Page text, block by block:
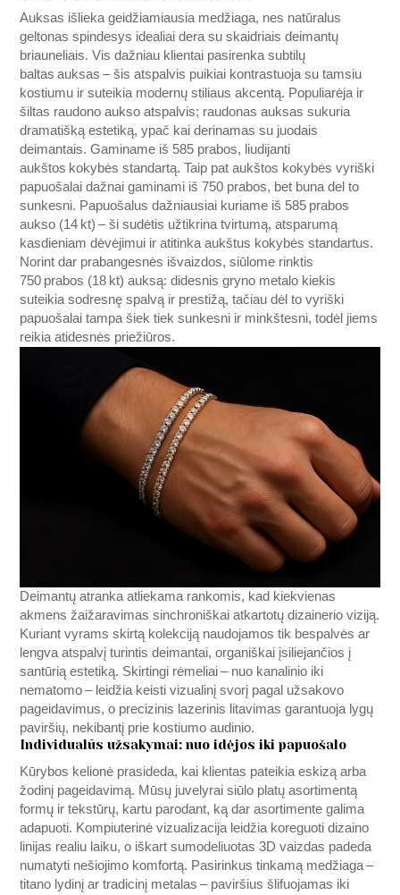
Auksas išlieka geidžiamiausia medžiaga, nes natūralus
geltonas spindesys idealiai dera su skaidriais deimantų
briauneliais. Vis dažniau klientai pasirenka subtilų
baltas auksas – šis atspalvis puikiai kontrastuoja su tamsiu
kostiumu ir suteikia modernų stiliaus akcentą. Populiarėja ir
šiltas raudono aukso atspalvis; raudonas auksas sukuria
dramatišką estetiką, ypač kai derinamas su juodais
deimantais. Gaminame iš 585 prabos, liudijanti
aukštos kokybės standartą. Taip pat aukštos kokybės vyriški
papuošalai dažnai gaminami iš 750 prabos, bet buna del to
sunkesni. Papuošalus dažniausiai kuriame iš 585 prabos
aukso (14 kt) – ši sudėtis užtikrina tvirtumą, atsparumą
kasdieniam dėvėjimui ir atitinka aukštus kokybės standartus.
Norint dar prabangesnės išvaizdos, siūlome rinktis
750 prabos (18 kt) auksą: didesnis gryno metalo kiekis
suteikia sodresnę spalvą ir prestižą, tačiau dėl to vyriški
papuošalai tampa šiek tiek sunkesni ir minkštesni, todėl jiems
reikia atidesnės priežiūros.
Deimantų atranka atliekama rankomis, kad kiekvienas
akmens žaižaravimas sinchroniškai atkartotų dizainerio viziją.
Kuriant vyrams skirtą kolekciją naudojamos tik bespalvės ar
lengva atspalvį turintis deimantai, organiškai įsiliejančios į
santūrią estetiką. Skirtingi rėmeliai – nuo kanalinio iki
nematomo – leidžia keisti vizualinį svorį pagal užsakovo
pageidavimus, o precizinis lazerinis litavimas garantuoja lygų
paviršių, nekibantį prie kostiumo audinio.
Individualūs užsakymai: nuo idėjos iki papuošalo
Kūrybos kelionė prasideda, kai klientas pateikia eskizą arba
žodinį pageidavimą. Mūsų juvelyrai siūlo platų asortimentą
formų ir tekstūrų, kartu parodant, ką dar asortimente galima
adapuoti. Kompiuterinė vizualizacija leidžia koreguoti dizaino
linijas realiu laiku, o iškart sumodeliuotas 3D vaizdas padeda
numatyti nešiojimo komfortą. Pasirinkus tinkamą medžiaga –
titano lydinį ar tradicinį metalas – paviršius šlifuojamas iki